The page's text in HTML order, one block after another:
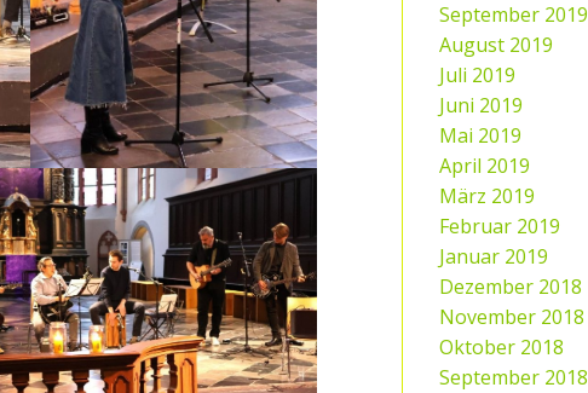
September 2019
August 2019
Juli 2019
Juni 2019
Mai 2019
April 2019
März 2019
Februar 2019
Januar 2019
Dezember 2018
November 2018
Oktober 2018
September 2018